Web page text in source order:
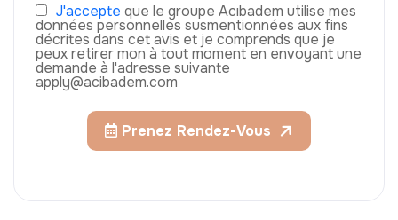
J'accepte que le groupe Acıbadem utilise mes
données personnelles susmentionnées aux fins
décrites dans cet avis et je comprends que je
peux retirer mon à tout moment en envoyant une
demande à l'adresse suivante
apply@acibadem.com
Prenez Rendez-Vous